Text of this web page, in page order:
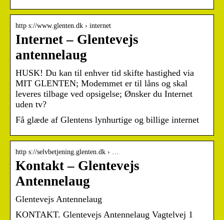
http s://www.glenten.dk › internet
Internet – Glentevejs
antennelaug
HUSK! Du kan til enhver tid skifte hastighed via
MIT GLENTEN; Modemmet er til låns og skal
leveres tilbage ved opsigelse; Ønsker du Internet
uden tv?
Få glæde af Glentens lynhurtige og billige internet
http s://selvbetjening.glenten.dk › …
Kontakt – Glentevejs
Antennelaug
Glentevejs Antennelaug
KONTAKT. Glentevejs Antennelaug Vagtelvej 1